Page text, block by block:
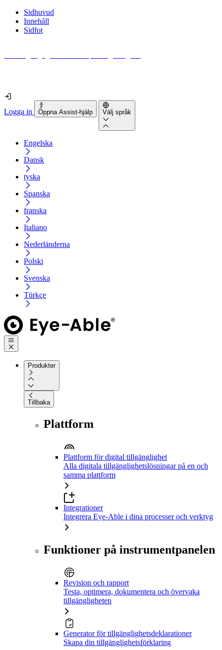
Sidhuvud
Innehåll
Sidfot
Logga in Öppna Assist-hjälp Välj språk
Engelska
Dansk
tyska
Spanska
franska
Italiano
Nederländerna
Polski
Svenska
Türkçe
Produkter
Tillbaka
Plattform
Plattform för digital tillgänglighet
Alla digitala tillgänglighetslösningar på en och
samma plattform
Integrationer
Integrera Eye-Able i dina processer och verktyg
Funktioner på instrumentpanelen
Revision och rapport
Testa, optimera, dokumentera och övervaka
tillgängligheten
Generator för tillgänglighetsdeklarationer
Skapa din tillgänglighetsförklaring